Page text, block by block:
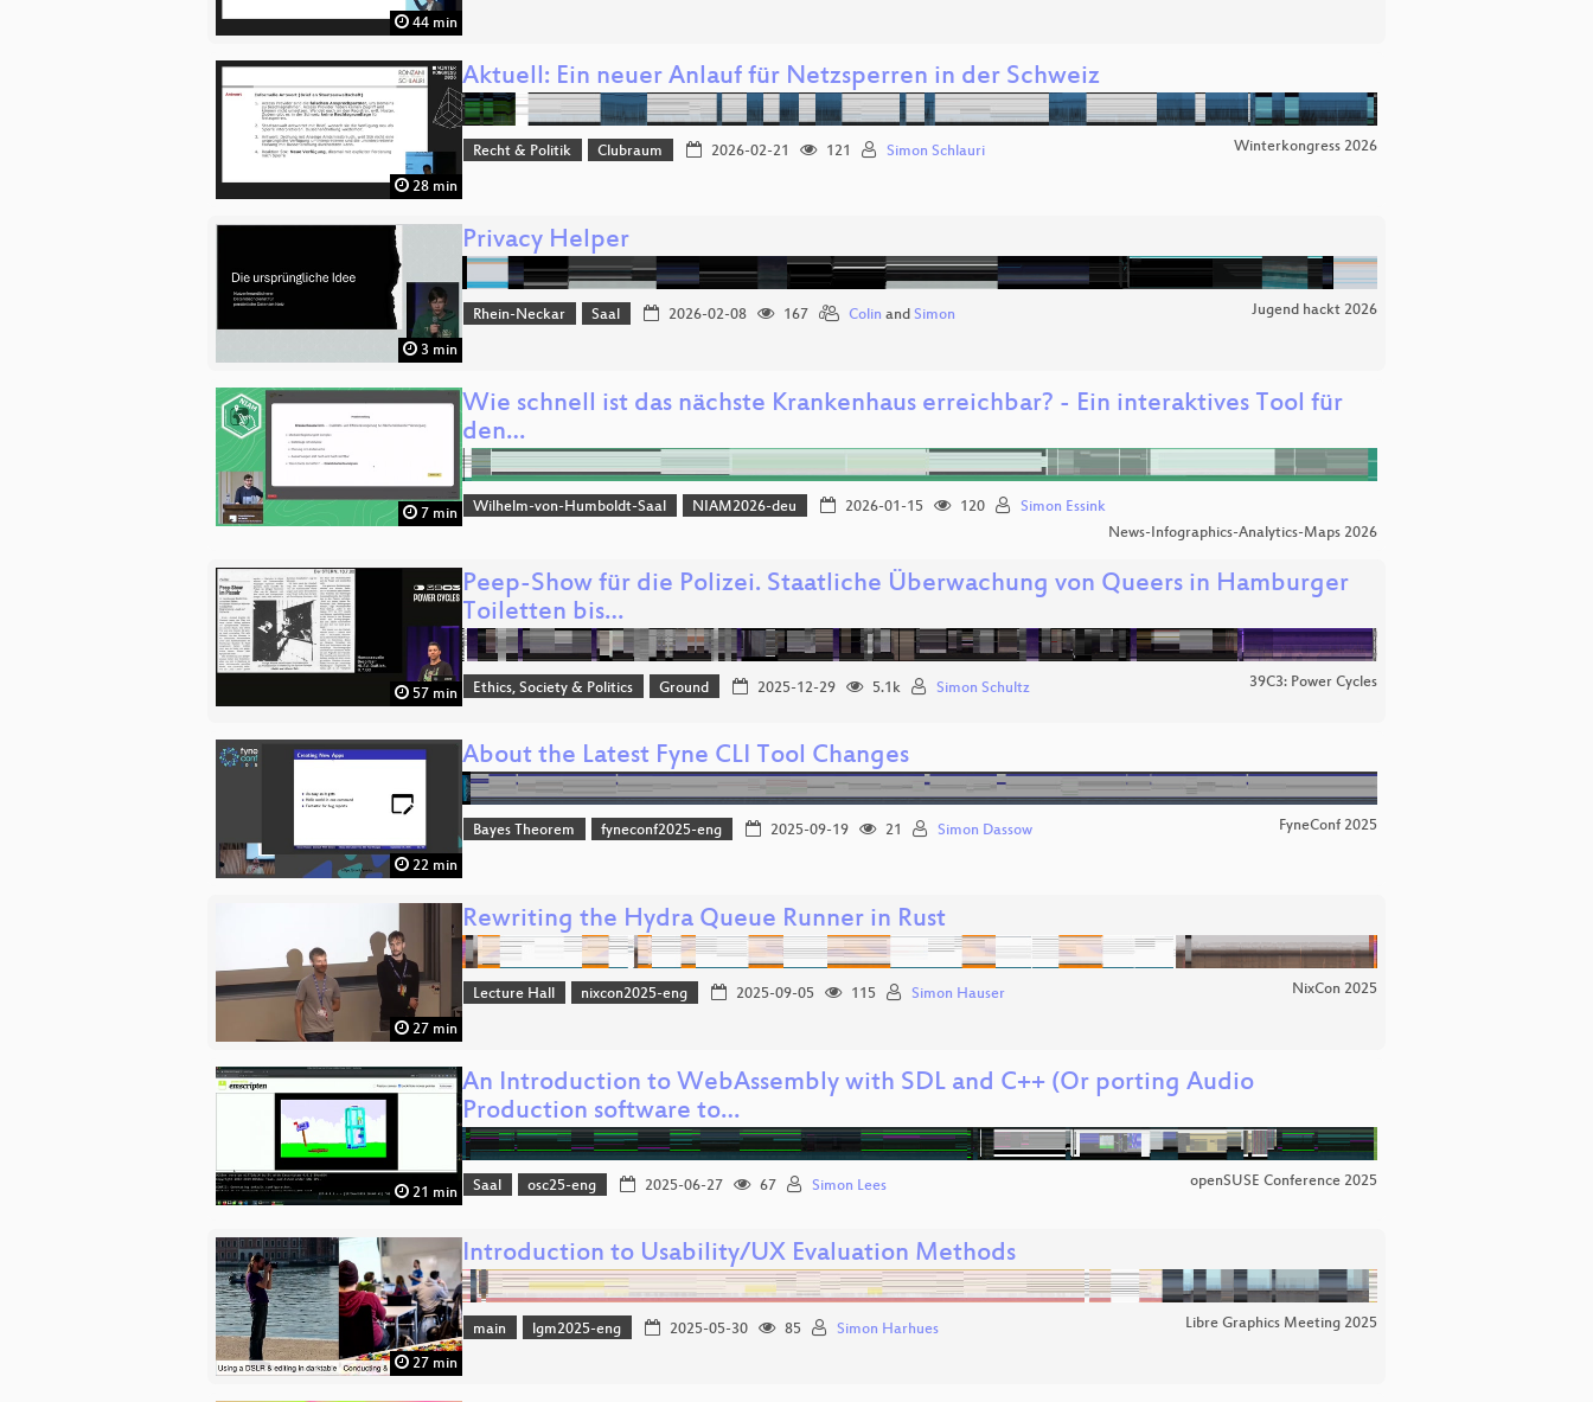
44 min
28 min
Aktuell: Ein neuer Anlauf für Netzsperren in der Schweiz
Recht & Politik Clubraum 2026-02-21 121 Simon Schlauri Winterkongress 2026
3 min
Privacy Helper
Rhein-Neckar Saal 2026-02-08 167 Colin and Simon Jugend hackt 2026
7 min
Wie schnell ist das nächste Krankenhaus erreichbar? - Ein interaktives Tool für
den…
Wilhelm-von-Humboldt-Saal NIAM2026-deu 2026-01-15 120
Simon Essink
News-Infographics-Analytics-Maps 2026
57 min
Peep-Show für die Polizei. Staatliche Überwachung von Queers in Hamburger
Toiletten bis…
Ethics, Society & Politics Ground 2025-12-29 5.1k Simon Schultz 39C3: Power Cycles
22 min
About the Latest Fyne CLI Tool Changes
Bayes Theorem fyneconf2025-eng 2025-09-19 21 Simon Dassow FyneConf 2025
27 min
Rewriting the Hydra Queue Runner in Rust
Lecture Hall nixcon2025-eng 2025-09-05 115 Simon Hauser NixCon 2025
21 min
An Introduction to WebAssembly with SDL and C++ (Or porting Audio
Production software to…
Saal osc25-eng 2025-06-27 67 Simon Lees openSUSE Conference 2025
27 min
Introduction to Usability/UX Evaluation Methods
main lgm2025-eng 2025-05-30 85 Simon Harhues Libre Graphics Meeting 2025